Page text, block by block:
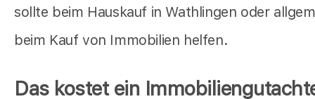
sollte beim Hauskauf in Wathlingen oder
beim Kauf von Immobilien helfen.
Das kostet ein